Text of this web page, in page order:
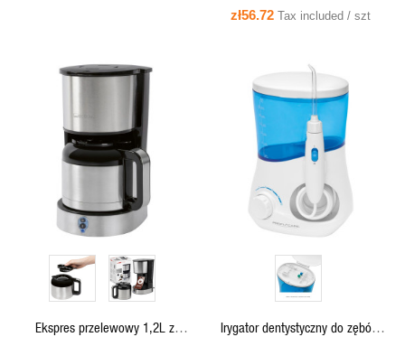
,AutoClean, Anti-Drip/Calc, para
zł56.72 Tax included / szt
QUICK VIEW
Ekspres przelewowy 1,2L z
QUICK VIEW
Irygator dentystyczny do zębów